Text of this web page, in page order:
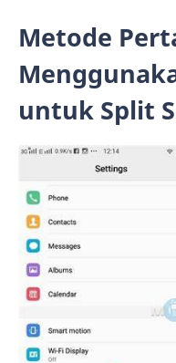
Metode
untuk Split